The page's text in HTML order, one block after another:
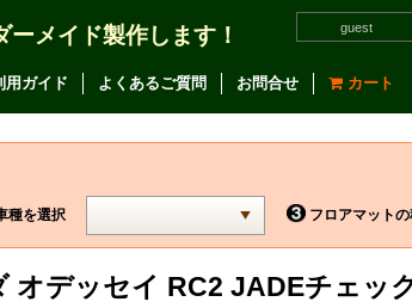
メイド製作します！ guest
用ガイド よくあるご質問 お問合せ カート
種を選択 フロアマット
オデッセイ RC2 JADEチェッ